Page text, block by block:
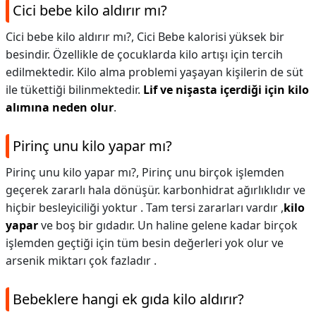
Cici bebe kilo aldırır mı?
Cici bebe kilo aldırır mı?, Cici Bebe kalorisi yüksek bir
besindir. Özellikle de çocuklarda kilo artışı için tercih
edilmektedir. Kilo alma problemi yaşayan kişilerin de süt
ile tükettiği bilinmektedir. Lif ve nişasta içerdiği için kilo
alımına neden olur.
Pirinç unu kilo yapar mı?
Pirinç unu kilo yapar mı?, Pirinç unu birçok işlemden
geçerek zararlı hala dönüşür. karbonhidrat ağırlıklıdır ve
hiçbir besleyiciliği yoktur . Tam tersi zararları vardır ,kilo
yaparve boş bir gıdadır. Un haline gelene kadar birçok
işlemden geçtiği için tüm besin değerleri yok olur ve
arsenik miktarı çok fazladır .
Bebeklere hangi ek gıda kilo aldırır?